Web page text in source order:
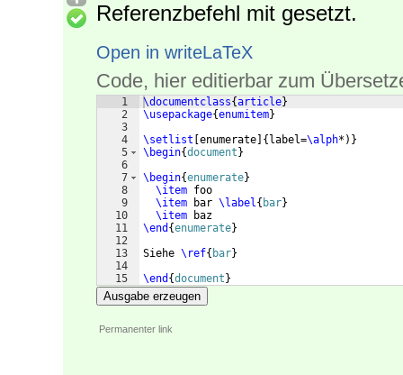
Referenzbefehl mit gesetzt.
Open in writeLaTeX
Code, hier editierbar zum
1
2
3
4
5
6
7
8
9
10
11
12
13
14
15
\documentclass{article}
\usepackage{enumitem}
\setlist enumerate { label=\alph* )}
\begin{document }
\begin{enumerate}
\item foo
\item bar \label{ bar}
\item baz
\end {enumerate}
Siehe \ref{ bar}
\end {document }
Ausgabe erzeugen
Permanenter link